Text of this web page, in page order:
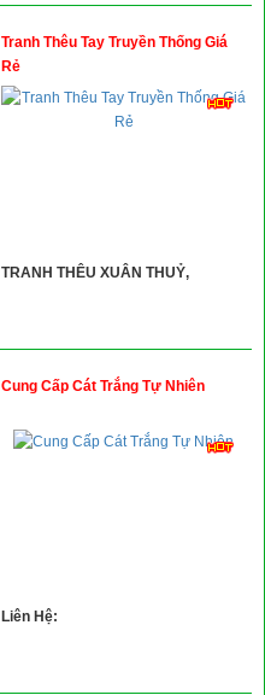
Tranh Thêu Tay Truyền Thống Giá
Rẻ
TRANH THÊU XUÂN THUỶ,
Cung Cấp Cát Trắng Tự Nhiên
Liên Hệ: